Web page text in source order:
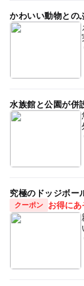
かわいい動物との
水族館と公園が併
究極のドッジボー
クーポン
お得にあ